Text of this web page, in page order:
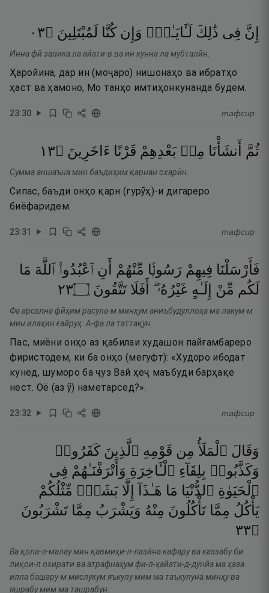
إِنَّ فِى ذَٰلِكَ لَـَٔايَـٰتٍۢ وَإِن كُنَّا لَمُبْتَلِينَ ۝٣٠
Инна фӣ залика ла айати-в ва ин кунна ла мубталӣн.
Ҳаройина, дар ин (моҷаро) нишонаҳо ва ибратҳо
ҳаст ва ҳамоно, Мо танҳо имтиҳонкунанда будем.
23:30 тафсир
ثُمَّ أَنشَأْنَا مِنۢ بَعْدِهِمْ قَرْنًا ءَاخَرِينَ ۝٣١
Сумма аншаъна мин баъдиҳим қарнан охарӣн.
Сипас, баъди онҳо қарн (гурӯҳ)-и дигареро
биёфаридем.
23:31 тафсир
فَأَرْسَلْنَا فِيهِمْ رَسُولًۭا مِّنْهُمْ أَنِ ٱعْبُدُوا۟ ٱللَّهَ مَا
لَكُم مِّنْ إِلَـٰهٍ غَيْرُهُۥٓ ۖ أَفَلَا تَتَّقُونَ ۝٣٢
Фа арсална фӣҳим расула-м минҳум аниъбудуллоҳа ма лакум-м
мин илаҳин ғайруҳ. А-фа ла таттақун.
Пас, миёни онҳо аз қабилаи худашон пайғамбареро
фиристодем, ки ба онҳо (мегуфт): «Худоро ибодат
кунед, шуморо ба ҷуз Вай ҳеҷ маъбуди барҳақе
нест. Оё (аз ӯ) наметарсед?».
23:32 тафсир
وَقَالَ ٱلْمَلَأُ مِن قَوْمِهِ ٱلَّذِينَ كَفَرُوا۟
وَكَذَّبُوا۟ بِلِقَآءِ ٱلْـَٔاخِرَةِ وَأَتْرَفْنَـٰهُمْ فِى
ٱلْحَيَوٰةِ ٱلدُّنْيَا مَا هَـٰذَآ إِلَّا بَشَرٌۭ مِّثْلُكُمْ
يَأْكُلُ مِمَّا تَأْكُلُونَ مِنْهُ وَيَشْرَبُ مِمَّا تَشْرَبُونَ
۝٣٣
Ва қола-л-малау мин қавмиҳи-л-лазӣна кафару ва каззабу би
лиқои-л охирати ва атрафнаҳум фи-л-ҳайати-д-дунйа ма ҳаза
илла башару-м мислукум яъкулу мим ма таъкулуна минҳу ва
яшрабу мим ма ташрабун.